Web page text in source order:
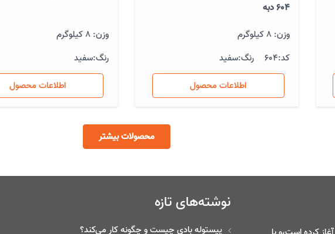
۶۰۴ دبه
وزن: 8 کیلوگرم
کد:604 رنگ:سفید
اطلاعات محصول
وزن: 8 کیلوگرم
رنگ:سفید
اطلاعات محصول
محصولات بیشتر
نوشته‌های تازه
پیستوله بادی چیست و چگونه کار می‌کند؟